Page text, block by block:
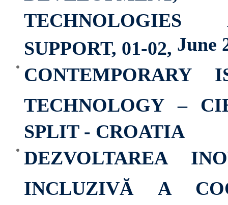
SUPPORT, 01-02, June
TECHNOLOGY –
SPLIT - CROATIA
DEZVOLTAREA
INCLUZIVĂ A